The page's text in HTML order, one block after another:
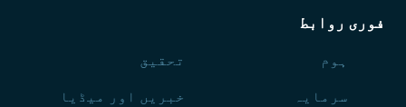
فوری روابط
ہوم
تحقیق
سرمایہ
خبریں اور میڈیا